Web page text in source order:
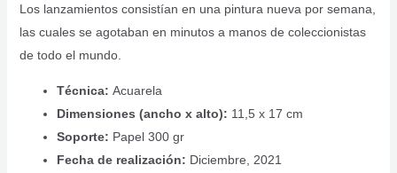
Loslanzamientos consistían en una pintura nueva por semana,
las cuales se agotaban en minutos a manos de coleccionistas
de todo el mundo.
Técnica: Acuarela
Dimensiones (ancho x alto): 11,5 x 17 cm
Soporte: Papel 300 gr
Fecha de realización: Diciembre, 2021